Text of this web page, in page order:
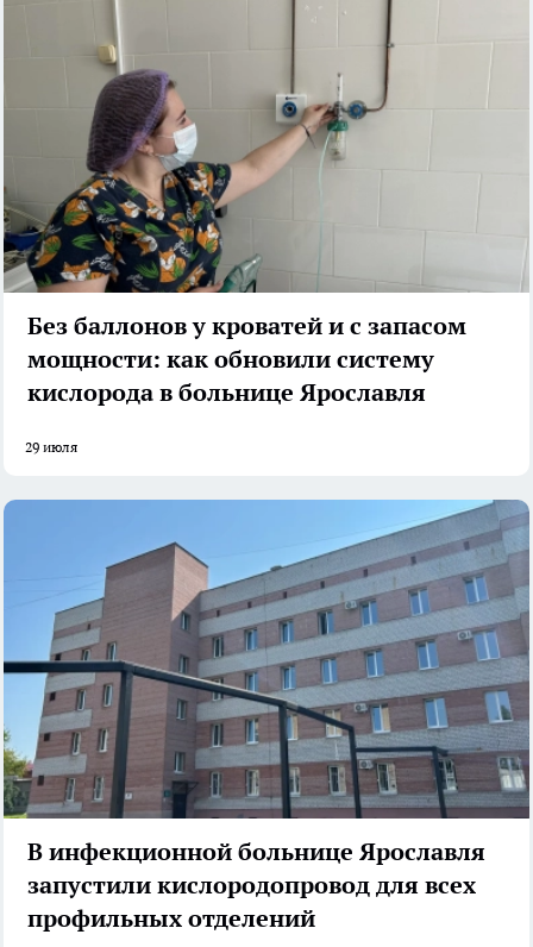
Без баллонов у кроватей и с запасом
мощности: как обновили систему
кислорода в больнице Ярославля
29 июля
В инфекционной больнице Ярославля
запустили кислородопровод для всех
профильных отделений